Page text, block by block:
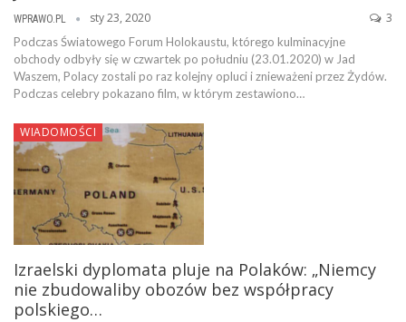
WPRAWO.PL sty 23, 2020 3
Podczas Światowego Forum Holokaustu, którego kulminacyjne
obchody odbyły się w czwartek po południu (23.01.2020) w Jad
Waszem, Polacy zostali po raz kolejny opluci i znieważeni przez Żydów.
Podczas celebry pokazano film, w którym zestawiono…
WIADOMOŚCI
Izraelski dyplomata pluje na Polaków: „Niemcy
nie zbudowaliby obozów bez współpracy
polskiego…